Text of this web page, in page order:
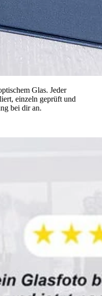
Glas. Jeder
einzeln geprüft und
bei dir an.